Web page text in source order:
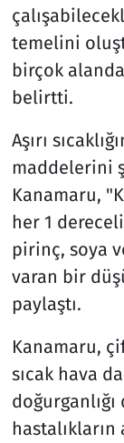
temelini
birçok
belirtti.
Aşırı
maddelerini
Kanamaru,
her 1
pirinç, soya
varan bir
paylaştı.
Kanamaru,
sıcak hava